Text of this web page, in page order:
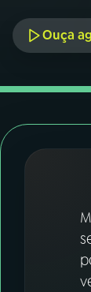
YouTube
Ouça